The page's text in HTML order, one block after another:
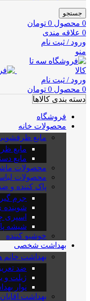
جستجو
0 محصول 0 تومان
0 علاقه مندی
ورود / ثبت نام
منو
ورود / ثبت نام
0 محصول 0 تومان
دسته بندی کالاها
فروشگاه
محصولات خانه
مایع
مایع
مایع
محصولات
محصولات
پاک کننده و
جرم
اسپری
شیشه
خوشبو کننده
بهداشت شخصی
بهداشت خانم
ضد
ژیلت و
نوار
بهداشت اقایان